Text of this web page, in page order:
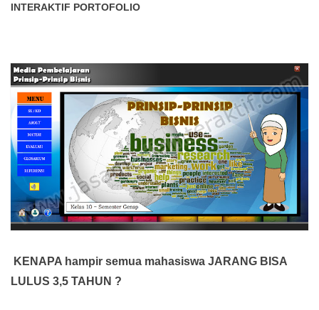
INTERAKTIF PORTOFOLIO
KENAPA hampir semua mahasiswa JARANG BISA
LULUS 3,5 TAHUN ?